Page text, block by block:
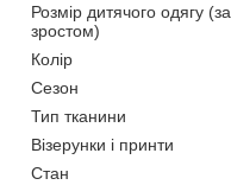
Розмір дитячого одягу (за
зростом)
Колір
Сезон
Тип тканини
Візерунки і принти
Стан